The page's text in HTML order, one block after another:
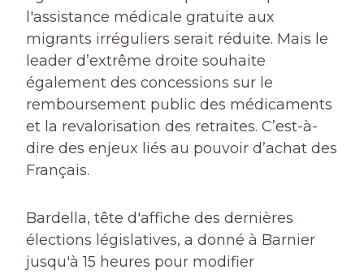
l'assistance médicale gratuite aux
migrants irréguliers serait réduite. Mais le
leader d’extrême droite souhaite
également des concessions sur le
remboursement public des médicaments
et la revalorisation des retraites. C’est-à-
dire des enjeux liés au pouvoir d’achat des
Français.
Bardella, tête d'affiche des dernières
élections législatives, a donné à Barnier
jusqu'à 15 heures pour modifier